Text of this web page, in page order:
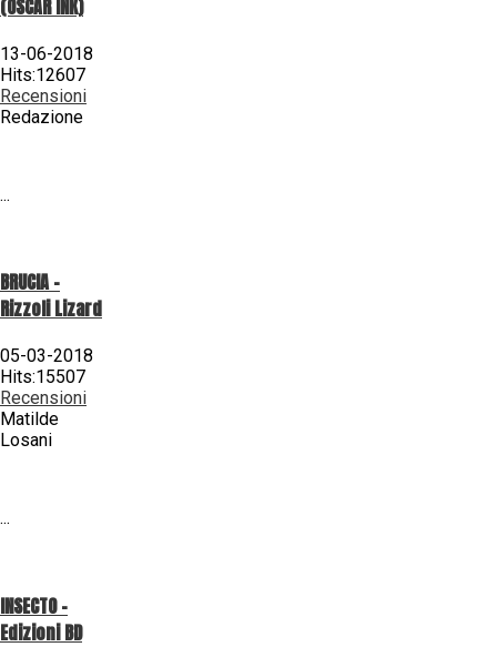
(OSCAR INK)
13-06-2018
Hits:12607
Recensioni
Redazione
...
BRUCIA -
Rizzoli Lizard
05-03-2018
Hits:15507
Recensioni
Matilde
Losani
...
INSECTO -
Edizioni BD